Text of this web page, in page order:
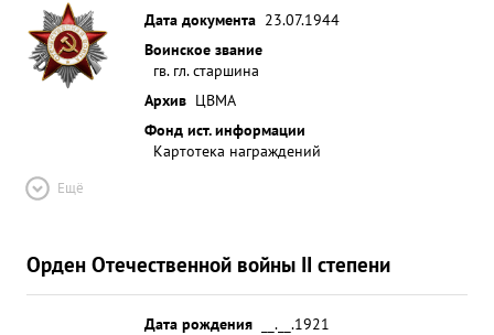
Дата документа 23.07.1944
Воинское звание
гв. гл. старшина
Архив ЦВМА
Фонд ист. информации
Картотека награждений
Ещё
Орден Отечественной войны II степени
Дата рождения
__.__.1921